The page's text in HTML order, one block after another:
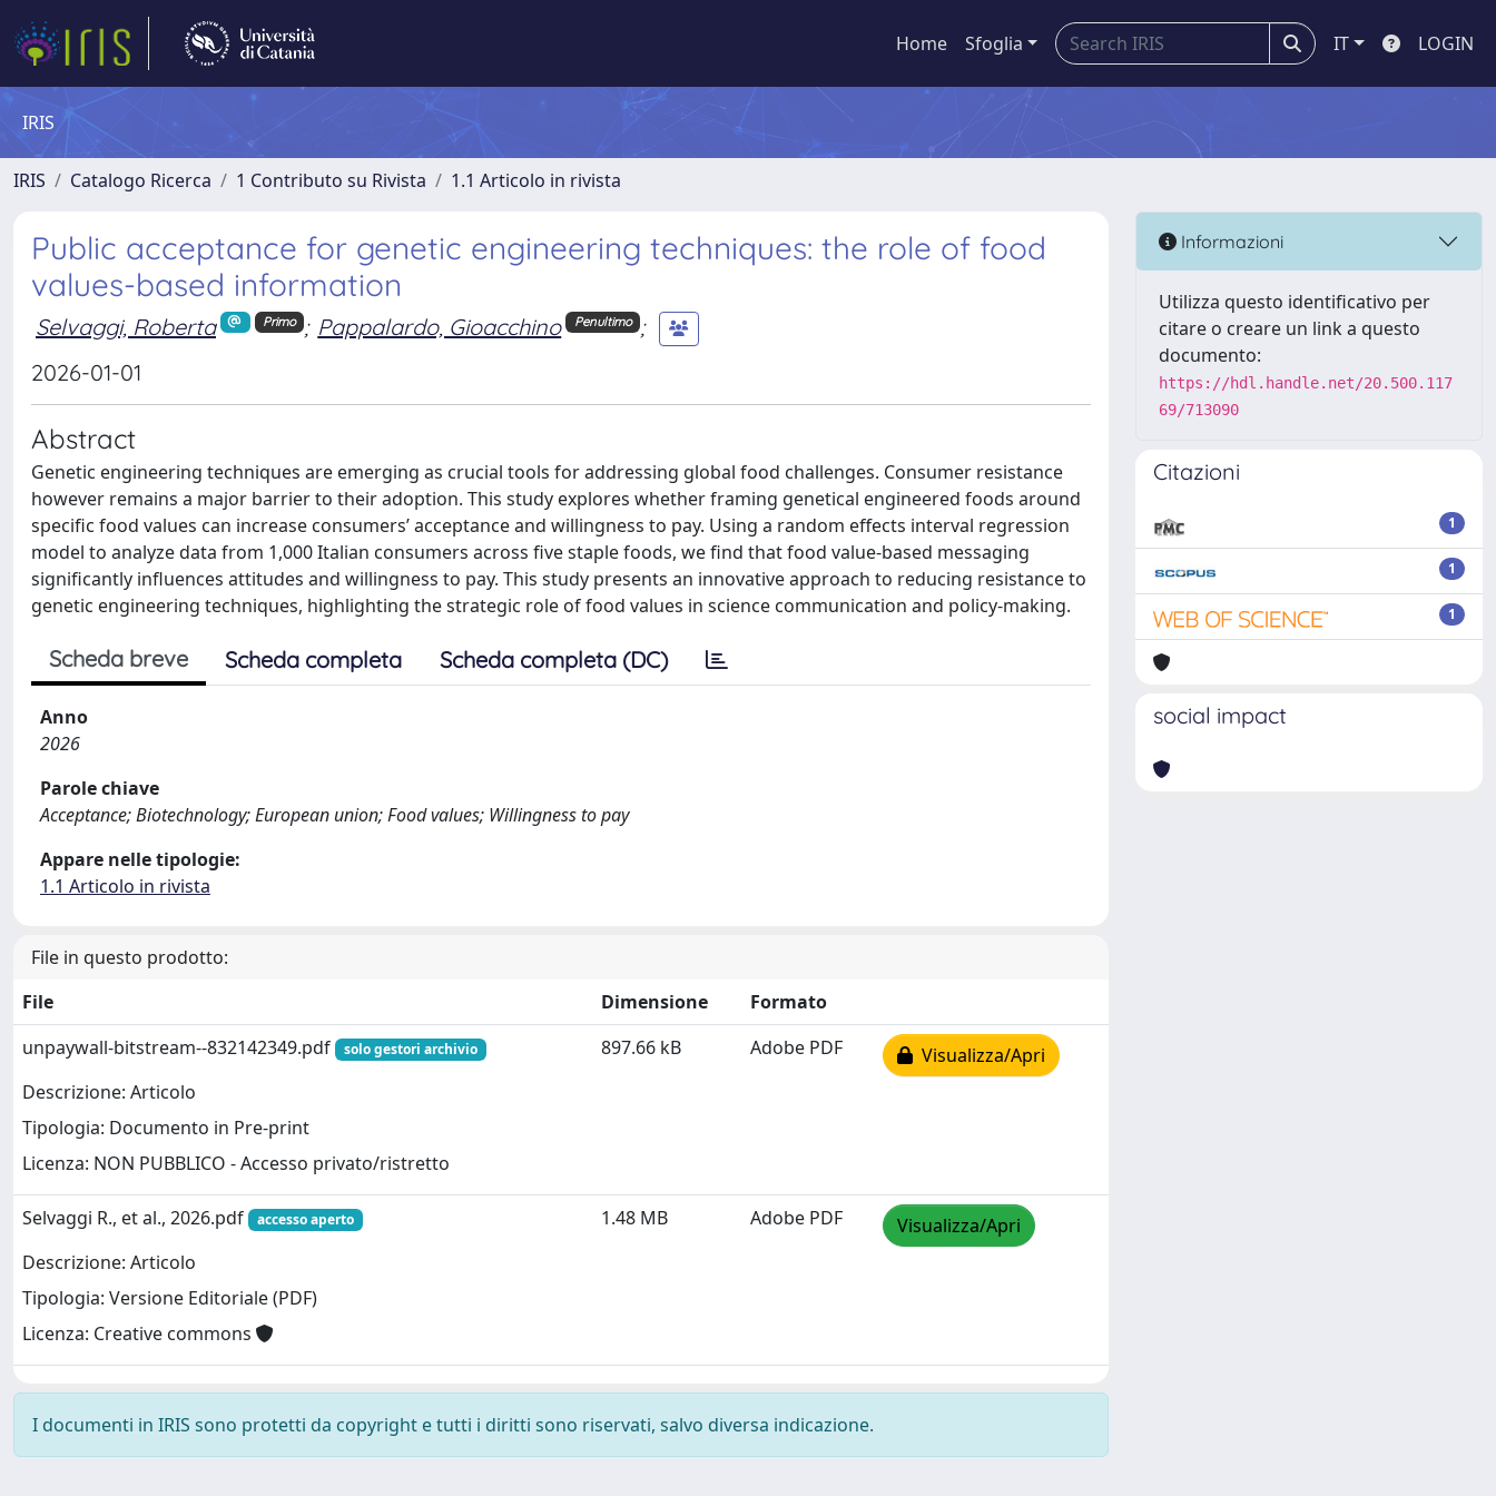
Home Sfoglia IT LOGIN
IRIS
IRIS Catalogo Ricerca 1 Contributo su Rivista 1.1 Articolo in rivista
Public acceptance for genetic engineering techniques: the role of food
values-based information
Selvaggi, Roberta Primo ; Pappalardo, Gioacchino Penultimo ;
2026-01-01
Abstract
Genetic engineering techniques are emerging as crucial tools for addressing global food challenges. Consumer resistance
however remains a major barrier to their adoption. This study explores whether framing genetical engineered foods around
specific food values can increase consumers’ acceptance and willingness to pay. Using a random effects interval regression
model to analyze data from 1,000 Italian consumers across five staple foods, we find that food value-based messaging
significantly influences attitudes and willingness to pay. This study presents an innovative approach to reducing resistance to
genetic engineering techniques, highlighting the strategic role of food values in science communication and policy-making.
Scheda breve Scheda completa Scheda completa (DC)
Anno
2026
Parole chiave
Acceptance; Biotechnology; European union; Food values; Willingness to pay
Appare nelle tipologie:
1.1 Articolo in rivista
File in questo prodotto:
File
Dimensione
Formato
unpaywall-bitstream--832142349.pdf
solo gestori archivio
Descrizione: Articolo
Tipologia: Documento in Pre-print
Licenza: NON PUBBLICO - Accesso privato/ristretto
897.66 kB Adobe PDF Visualizza/Apri
Selvaggi R., et al., 2026.pdf accesso aperto
Descrizione: Articolo
Tipologia: Versione Editoriale (PDF)
Licenza: Creative commons
1.48 MB Adobe PDF Visualizza/Apri
I documenti in IRIS sono protetti da copyright e tutti i diritti sono riservati, salvo diversa indicazione.
Informazioni
Utilizza questo identificativo per
citare o creare un link a questo
documento:
https://hdl.handle.net/20.500.117
69/713090
Citazioni
1
1
1
social impact